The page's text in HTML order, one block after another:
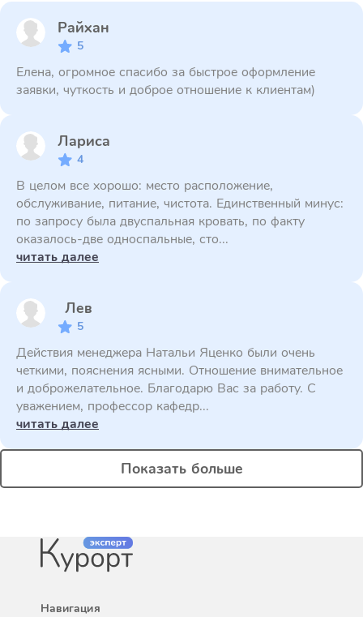
Райхан
5
Елена, огромное спасибо за быстрое оформление
заявки, чуткость и доброе отношение к клиентам)
Лариса
4
В целом все хорошо: место расположение,
обслуживание, питание, чистота. Единственный минус:
по запросу была двуспальная кровать, по факту
оказалось-две односпальные, сто...
читать далее
Лев
5
Действия менеджера Натальи Яценко были очень
четкими, пояснения ясными. Отношение внимательное
и доброжелательное. Благодарю Вас за работу. С
уважением, профессор кафедр...
читать далее
Показать больше
Навигация